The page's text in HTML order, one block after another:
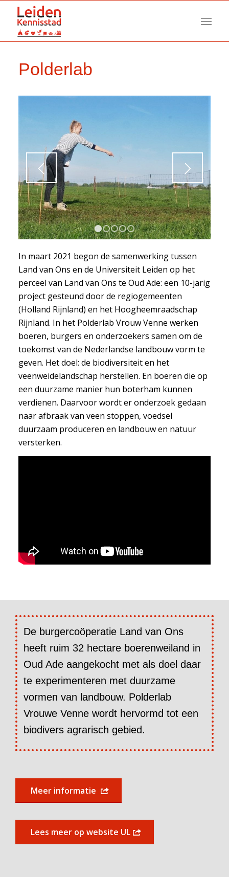
Polderlab
1 2 3 4 5
In maart 2021 begon de samenwerking tussen
Land van Ons en de Universiteit Leiden op het
perceel van Land van Ons te Oud Ade: een 10-jarig
project gesteund door de regiogemeenten
(Holland Rijnland) en het Hoogheemraadschap
Rijnland. In het Polderlab Vrouw Venne werken
boeren, burgers en onderzoekers samen om de
toekomst van de Nederlandse landbouw vorm te
geven. Het doel: de biodiversiteit en het
veenweidelandschap herstellen. En boeren die op
een duurzame manier hun boterham kunnen
verdienen. Daarvoor wordt er onderzoek gedaan
naar afbraak van veen stoppen, voedsel
duurzaam produceren en landbouw en natuur
versterken.
De burgercoöperatie Land van Ons
heeft ruim 32 hectare boerenweiland in
Oud Ade aangekocht met als doel daar
te experimenteren met duurzame
vormen van landbouw. Polderlab
Vrouwe Venne wordt hervormd tot een
biodivers agrarisch gebied.
Meer informatie
Lees meer op website UL